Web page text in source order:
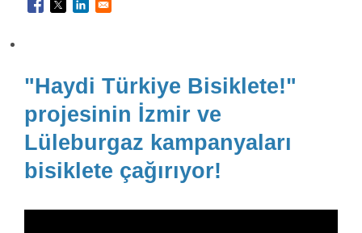
"Haydi Türkiye Bisiklete!"
projesinin İzmir ve
Lüleburgaz kampanyaları
bisiklete çağırıyor!